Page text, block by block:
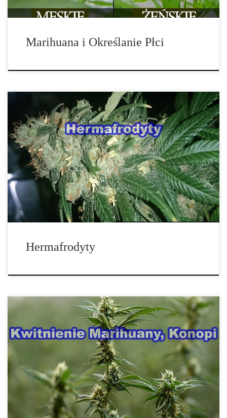
Marihuana i Określanie Płci
Niektóre pierwotnie żeńskie rośliny stają się hermafrodytami i
oprócz żeńskich pąków produkują również męskie. Może to się
zdarzyć zarówno przy […]
Hermafrodyty
Marihuana to roślina krótko dzienna. Jeśli dni stają się krótsze,
cannabis określa swój czas kwitnienia według ilości godzin, w
których […]